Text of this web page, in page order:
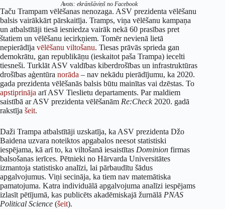
Avots: ekrānšāviņš no Facebook
Taču Trampam vēlēšanas nenozaga. ASV prezidenta vēlēšanu
balsis vairākkārt pārskaitīja. Tramps, viņa vēlēšanu kampaņa
un atbalstītāji tiesā iesniedza vairāk nekā 60 prasības pret
štatiem un vēlēšanu iecirkņiem. Tomēr nevienā lietā
nepierādīja vēlēšanu viltošanu. Tiesas prāvās sprieda gan
demokrātu, gan republikāņu (ieskaitot paša Trampa) iecelti
tiesneši. Turklāt ASV valdības kiberdrošības un infrastruktūras
drošības aģentūra norāda – nav nekādu pierādījumu, ka 2020.
gada prezidenta vēlēšanās balsis būtu mainītas vai dzēstas. To
apstiprināja arī ASV Tieslietu departaments. Par maldiem
saistībā ar ASV prezidenta vēlēšanām Re:Check2020. gadā
rakstīja šeit.
Daži Trampa atbalstītāji uzskatīja, ka ASV prezidenta Džo
Baidena uzvara noteiktos apgabalos neesot statistiski
iespējama, kā arī to, ka viltošanā iesaistītas Dominion firmas
balsošanas ierīces. Pētnieki no Hārvarda Universitātes
izmantoja statistisko analīzi, lai pārbaudītu šādus
apgalvojumus. Viņi secināja, ka tiem nav matemātiska
pamatojuma. Katra individuālā apgalvojuma analīzi iespējams
izlasīt pētījumā, kas publicēts akadēmiskajā žurnālā PNAS
Political Science (šeit).